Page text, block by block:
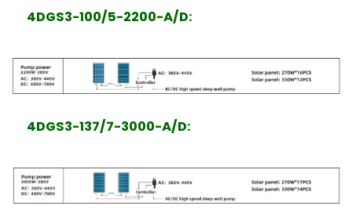
4DGS3-100/5-2200-A/D:
4DGS3-137/7-3000-A/D: